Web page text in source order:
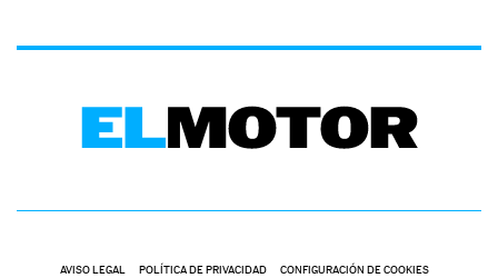
AVISO LEGAL POLÍTICA DE PRIVACIDAD CONFIGURACIÓN DE COOKIES